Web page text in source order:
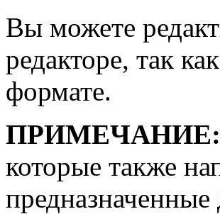
Вы можете
редакторе, так
формате.
ПРИМЕЧАНИЕ:
которые также